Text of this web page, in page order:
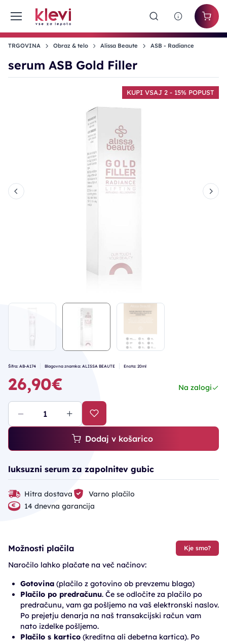
TRGOVINA Obraz & telo Alissa Beaute ASB - Radiance
serum ASB Gold Filler
KUPI VSAJ 2 - 15% POPUST
Šifra: AB-A174 Blagovna znamka: ALISSA BEAUTE Enota: 20ml
26,90€ Na zalogi
Dodaj v košarico
luksuzni serum za zapolnitev gubic
Hitra dostava
Varno plačilo
14 dnevna garancija
Možnosti plačila Kje smo?
Naročilo lahko plačate na več načinov:
Gotovina (plačilo z gotovino ob prevzemu blaga)
Plačilo po predračunu. Če se odločite za plačilo po
predračunu, vam ga pošljemo na vaš elektronski naslov.
Po prejetju denarja na naš transakcijski račun vam
nato izdelke pošljemo.
Plačilo s kartico (kreditna ali debetna kartica). Po